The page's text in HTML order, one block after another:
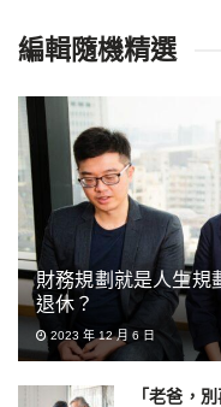
編輯隨機精選
財務規劃就是人生規
退休？
2023 年 12 月 6 日
「老爸，